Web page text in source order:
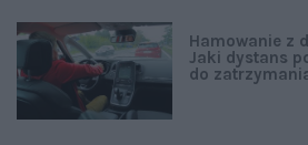
Hamowanie z
Jaki dystans
do